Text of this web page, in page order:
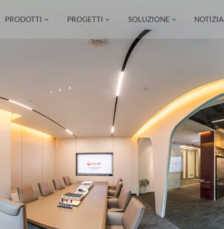
PRODOTTI PROGETTI SOLUZIONE NOTIZIA